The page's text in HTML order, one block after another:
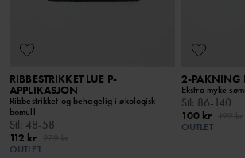
RIBBESTRIKKET LUE P-
APPLIKASJON
Ribbestrikket og behagelig i økologisk
bomull
Stl: 48-58
112 kr
OUTLET
2-PAKNING
Ekstra myke
Stl: 86-140
100 kr
OUTLET